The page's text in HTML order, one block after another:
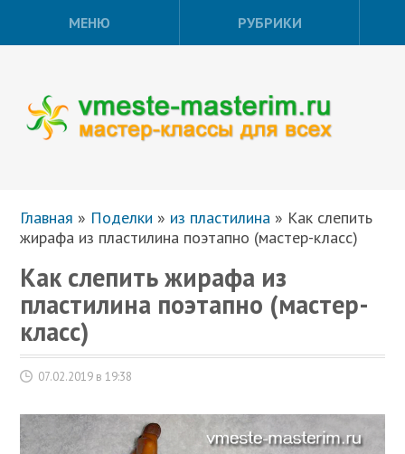
МЕНЮ РУБРИКИ
Главная » Поделки » из пластилина » Как слепить
жирафа из пластилина поэтапно (мастер-класс)
Как слепить жирафа из
пластилина поэтапно (мастер-
класс)
07.02.2019 в 19:38